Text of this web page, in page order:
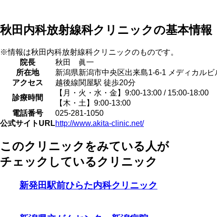
秋田内科放射線科クリニックの基本情報
※情報は秋田内科放射線科クリニックのものです。
院長
秋田 眞一
所在地
新潟県新潟市中央区出来島1-6-1 メディカル
アクセス
越後線関屋駅 徒歩20分
診療時間
【月・火・水・金】9:00-13:00 / 15:00-18:00
【木・土】9:00-13:00
電話番号
025-281-1050
公式サイトURLhttp://www.akita-clinic.net/
このクリニックをみている人が
チェックしているクリニック
新発田駅前ひらた内科クリニック